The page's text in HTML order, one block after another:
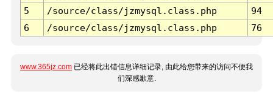
5
/source/class/jzmysql.class.php
94
6
/source/class/jzmysql.class.php 76
www.365jz.com 已经将此出错信息详细记录, 由此给您带来的访问不便我
们深感歉意.